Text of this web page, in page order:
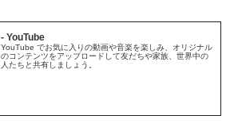
- YouTube
YouTube でお気に入りの動画や音楽を楽しみ、オリジナル
のコンテンツをアップロードして友だちや家族、世界中の
人たちと共有しましょう。